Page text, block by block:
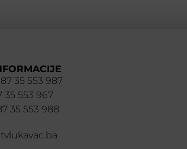
35 553 987
35 553 967
35 553 988